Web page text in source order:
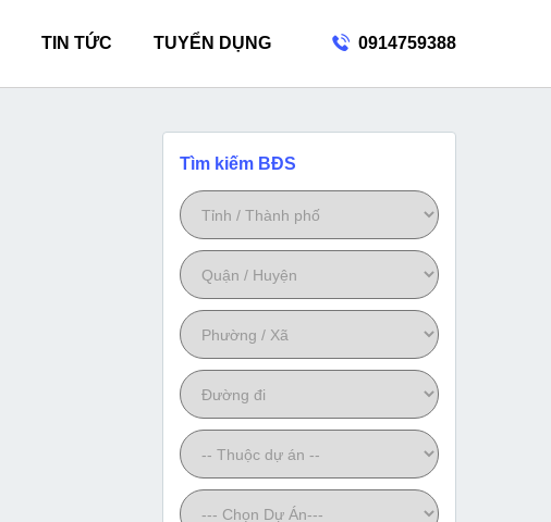
TIN TỨC TUYỂN DỤNG 0914759388
Tìm kiếm BĐS